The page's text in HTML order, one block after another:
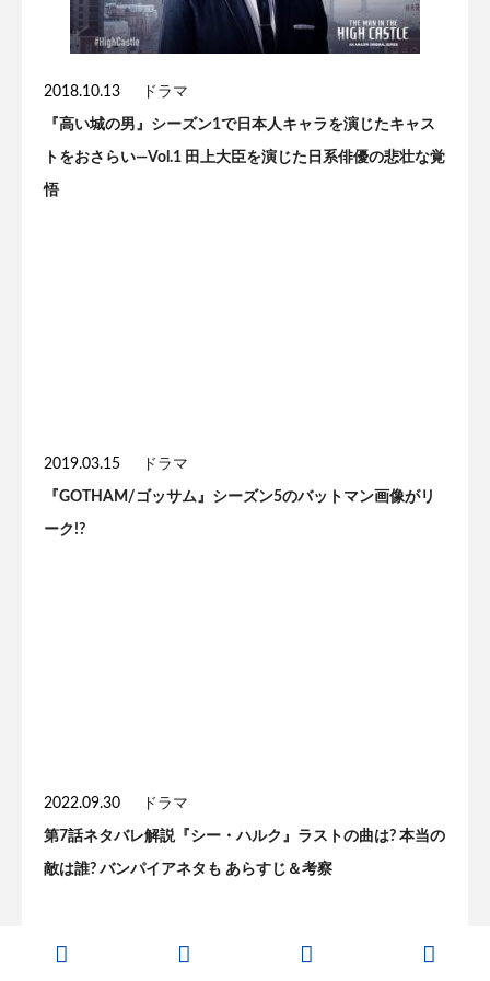
2018.10.13 ドラマ
『高い城の男』シーズン1で日本人キャラを演じたキャス
トをおさらい—Vol.1 田上大臣を演じた日系俳優の悲壮な覚
悟
2019.03.15 ドラマ
『GOTHAM/ゴッサム』シーズン5のバットマン画像がリ
ーク!?
2022.09.30 ドラマ
第7話ネタバレ解説『シー・ハルク』ラストの曲は? 本当の
敵は誰? バンパイアネタも あらすじ＆考察